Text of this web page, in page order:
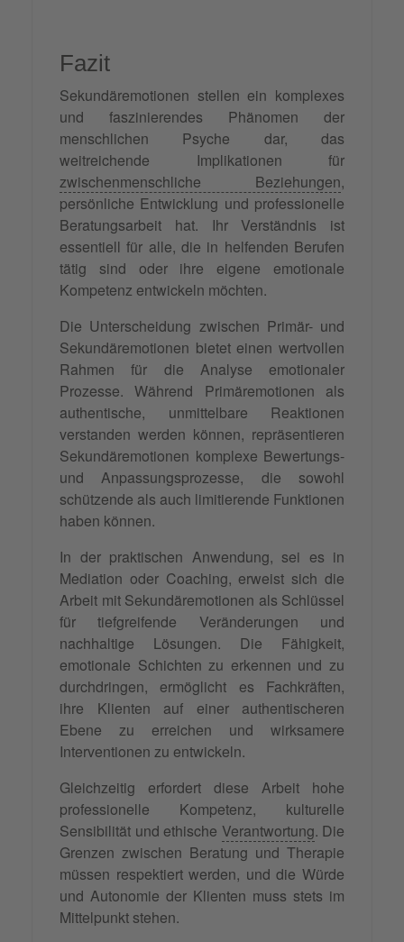
Fazit
Sekundäremotionen stellen ein komplexes
und faszinierendes Phänomen der
menschlichen Psyche dar, das
weitreichende Implikationen für
zwischenmenschliche Beziehungen,
persönliche Entwicklung und professionelle
Beratungsarbeit hat. Ihr Verständnis ist
essentiell für alle, die in helfenden Berufen
tätig sind oder ihre eigene emotionale
Kompetenz entwickeln möchten.
Die Unterscheidung zwischen Primär- und
Sekundäremotionen bietet einen wertvollen
Rahmen für die Analyse emotionaler
Prozesse. Während Primäremotionen als
authentische, unmittelbare Reaktionen
verstanden werden können, repräsentieren
Sekundäremotionen komplexe Bewertungs-
und Anpassungsprozesse, die sowohl
schützende als auch limitierende Funktionen
haben können.
In der praktischen Anwendung, sei es in
Mediation oder Coaching, erweist sich die
Arbeit mit Sekundäremotionen als Schlüssel
für tiefgreifende Veränderungen und
nachhaltige Lösungen. Die Fähigkeit,
emotionale Schichten zu erkennen und zu
durchdringen, ermöglicht es Fachkräften,
ihre Klienten auf einer authentischeren
Ebene zu erreichen und wirksamere
Interventionen zu entwickeln.
Gleichzeitig erfordert diese Arbeit hohe
professionelle Kompetenz, kulturelle
Sensibilität und ethische Verantwortung. Die
Grenzen zwischen Beratung und Therapie
müssen respektiert werden, und die Würde
und Autonomie der Klienten muss stets im
Mittelpunkt stehen.